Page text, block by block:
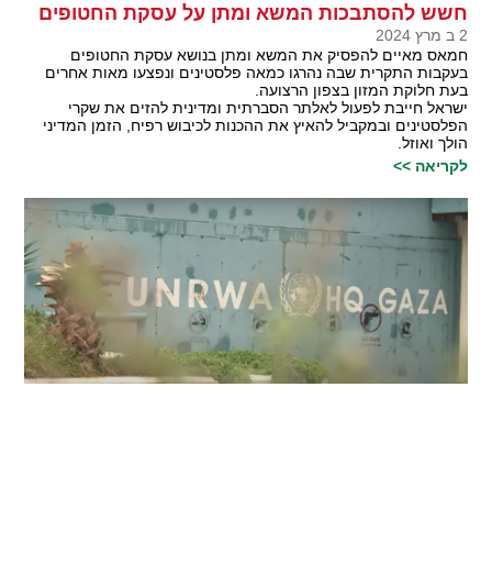
חשש להסתבכות המשא ומתן על עסקת החטופים
2 ב מרץ 2024
חמאס מאיים להפסיק את המשא ומתן בנושא עסקת החטופים
בעקבות התקרית שבה נהרגו כמאה פלסטינים ונפצעו מאות אחרים
בעת חלוקת המזון בצפון הרצועה.
ישראל חייבת לפעול לאלתר הסברתית ומדינית להזים את שקרי
הפלסטינים ובמקביל להאיץ את ההכנות לכיבוש רפיח, הזמן המדיני
הולך ואוזל.
לקריאה >>